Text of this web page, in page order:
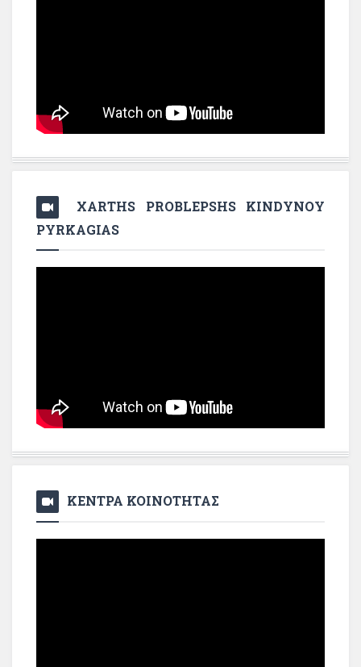
XARTHS PROBLEPSHS KINDYNOY
PYRKAGIAS
ΚΕΝΤΡΑ ΚΟΙΝΟΤΗΤΑΣ